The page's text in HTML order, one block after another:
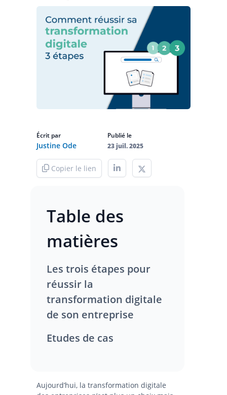
Écrit par
Justine Ode
Publié le
23 juil. 2025
Copier le lien
Table des
matières
Les trois étapes pour
réussir la
transformation digitale
de son entreprise
Etudes de cas
Aujourd’hui, la transformation digitale